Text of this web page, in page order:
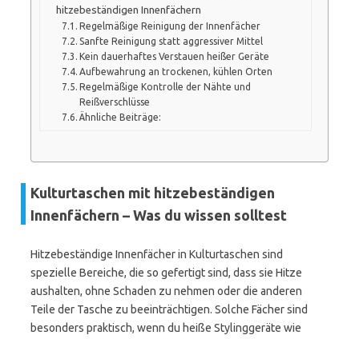
hitzebeständigen Innenfächern
Regelmäßige Reinigung der Innenfächer
Sanfte Reinigung statt aggressiver Mittel
Kein dauerhaftes Verstauen heißer Geräte
Aufbewahrung an trockenen, kühlen Orten
Regelmäßige Kontrolle der Nähte und
Reißverschlüsse
Ähnliche Beiträge:
Kulturtaschen mit hitzebeständigen
Innenfächern – Was du wissen solltest
Hitzebeständige Innenfächer in Kulturtaschen sind
spezielle Bereiche, die so gefertigt sind, dass sie Hitze
aushalten, ohne Schaden zu nehmen oder die anderen
Teile der Tasche zu beeinträchtigen. Solche Fächer sind
besonders praktisch, wenn du heiße Stylinggeräte wie